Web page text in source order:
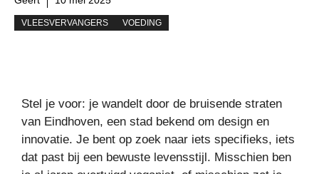
VLEESVERVANGERS VOEDING
Stel je voor: je wandelt door de bruisende straten
van Eindhoven, een stad bekend om design en
innovatie. Je bent op zoek naar iets specifieks, iets
dat past bij een bewuste levensstijl. Misschien ben